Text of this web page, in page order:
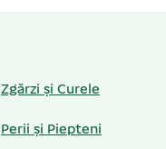
Zgărzi și Curele
Perii și Piepteni